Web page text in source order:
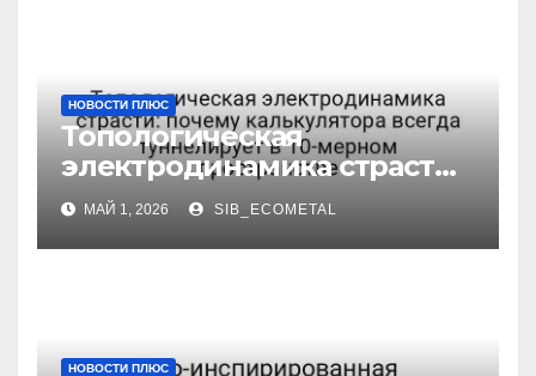
НОВОСТИ ПЛЮС
Топологическая
электродинамика страсти:
почему калькулятора
всегда туннелирует в 10-
мерном пространстве
МАЙ 1, 2026 SIB_ECOMETAL
НОВОСТИ ПЛЮС